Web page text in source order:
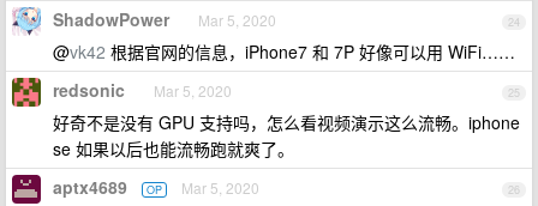
24
ShadowPower Mar 5, 2020
@vk42 根据官网的信息，iPhone7 和 7P 好像可以用 WiFi……
25
redsonic Mar 5, 2020
好奇不是没有 GPU 支持吗，怎么看视频演示这么流畅。iphone
se 如果以后也能流畅跑就爽了。
26
aptx4689 OP Mar 5, 2020